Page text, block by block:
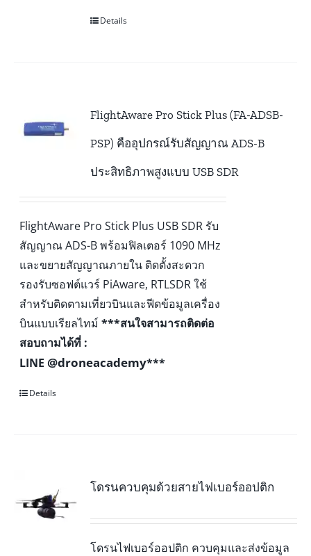
Details
FlightAware Pro Stick Plus (FA-ADSB-
PSP) คืออุปกรณ์รับสัญญาณ ADS-B
ประสิทธิภาพสูงแบบ USB SDR
FlightAware Pro Stick Plus USB SDR รับ
สัญญาณ ADS-B พร้อมฟิลเตอร์ 1090 MHz
และขยายสัญญาณภายใน ติดตั้งสะดวก
รองรับซอฟต์แวร์ PiAware, RTLSDR ใช้
สำหรับติดตามเที่ยวบินและฟีดข้อมูลเครื่อง
บินแบบเรียลไทม์***สนใจสามารถติดต่อ
สอบถามได้ที่ :
LINE@droneacademy***
Details
โดรนควบคุมด้วยสายไฟเบอร์ออปติก
โดรนไฟเบอร์ออปติก ควบคุมและส่งข้อมูล